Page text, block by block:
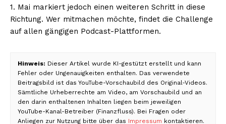
1. Mai markiert jedoch einen weiteren Schritt in diese
Richtung. Wer mitmachen möchte, findet die Challenge
auf allen gängigen Podcast-Plattformen.
Hinweis: Dieser Artikel wurde KI-gestützt erstellt und kann
Fehler oder Ungenauigkeiten enthalten. Das verwendete
Beitragsbild ist das YouTube-Vorschaubild des Original-Videos.
Sämtliche Urheberrechte am Video, am Vorschaubild und an
den darin enthaltenen Inhalten liegen beim jeweiligen
YouTube-Kanal-Betreiber (Finanzfluss). Bei Fragen oder
Anliegen zur Nutzung bitte über das Impressum kontaktieren.